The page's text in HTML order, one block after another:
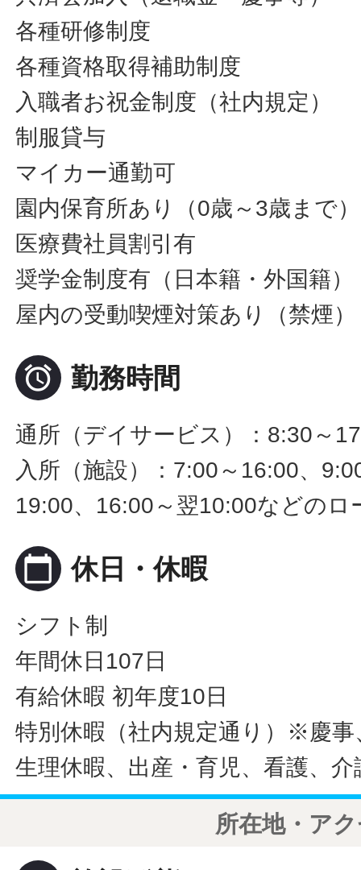
各種研修制度
各種資格取得補助制度
入職者お祝金制度（社内規定）
制服貸与
マイカー通勤可
園内保育所あり（0歳～3歳まで
医療費社員割引有
奨学金制度有（日本籍・外国籍）
屋内の受動喫煙対策あり（禁煙）
 勤務時間
通所（デイサービス）：8:30～
入所（施設）：7:00～16:00、
19:00、16:00～翌10:00などの
calendar_today 休日・休暇
シフト制
年間休日107日
有給休暇 初年度10日
特別休暇（社内規定通り）※慶事
生理休暇、出産・育児、看護、介
所在地・ア